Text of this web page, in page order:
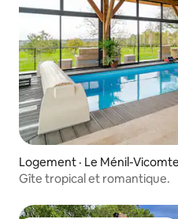
Logement · Le Ménil-Vicomte
Gîte tropical et romantique.